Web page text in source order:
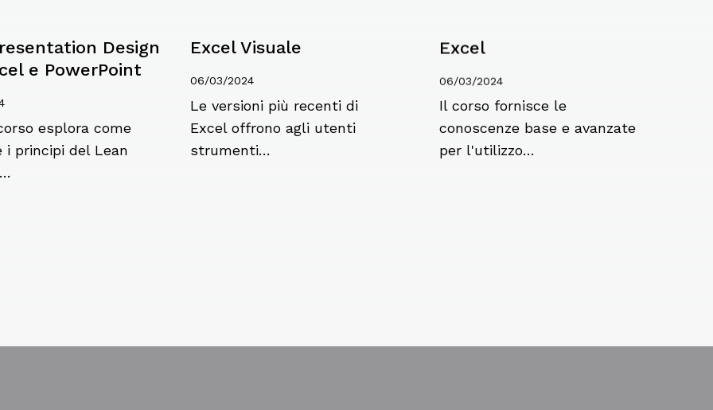
Design
e PowerPoint
esplora come
i principi del Lean
Excel Visuale
06/03/2024
Le versioni più recenti di
Excel offrono agli utenti
strumenti…
Excel
06/03/2024
Il corso fornisce le
conoscenze base e avanzate
per l'utilizzo…